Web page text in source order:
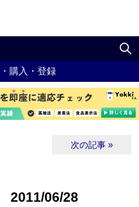
購入・登録
次の記事 »
2011/06/28